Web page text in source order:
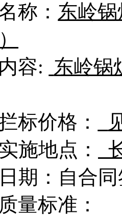
称： 东岭
内容: 东岭锅
标价格：
施地点：
日期：自
量标准：